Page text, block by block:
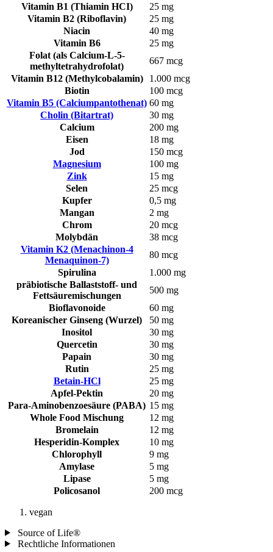
Vitamin B1 (Thiamin HCI)
25 mg
Vitamin B2 (Riboflavin)
25 mg
Niacin
40 mg
Vitamin B6
25 mg
Folat (als Calcium-L-5-
methyltetrahydrofolat)
667 mcg
Vitamin B12 (Methylcobalamin)
1.000 mcg
Biotin
100 mcg
Vitamin B5 (Calciumpantothenat) 60 mg
Cholin (Bitartrat)
30 mg
Calcium
200 mg
Eisen
18 mg
Jod
150 mcg
Magnesium
100 mg
Zink
15 mg
Selen
25 mcg
Kupfer
0,5 mg
Mangan
2 mg
Chrom
20 mcg
Molybdän
38 mcg
Vitamin K2 (Menachinon-4
Menaquinon-7)
80 mcg
Spirulina
1.000 mg
präbiotische Ballaststoff- und
Fettsäuremischungen
500 mg
Bioflavonoide
60 mg
Koreanischer Ginseng (Wurzel)
50 mg
Inositol
30 mg
Quercetin
30 mg
Papain
30 mg
Rutin
25 mg
Betain-HCl
25 mg
Apfel-Pektin
20 mg
Para-Aminobenzoesäure (PABA) 15 mg
Whole Food Mischung
12 mg
Bromelain
12 mg
Hesperidin-Komplex
10 mg
Chlorophyll
9 mg
Amylase
5 mg
Lipase
5 mg
Policosanol
200 mcg
vegan
Source of Life®
Rechtliche Informationen